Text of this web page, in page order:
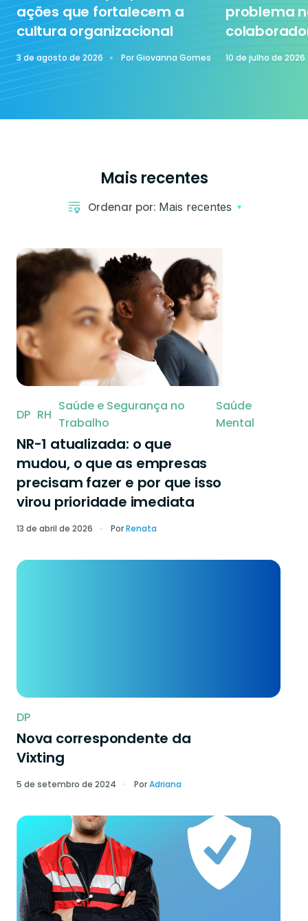
Tecnologia
ações que fortalecem a
cultura organizacional
3 de agosto de 2026 PorGiovanna Gomes
problema
10 de julho de 2026
Mais recentes
Ordenar por: Mais recentes
DP RH
Saúde e Segurança no
Trabalho
Saúde
Mental
NR-1 atualizada: o que
mudou, o que as empresas
precisam fazer e por que isso
virou prioridade imediata
13 de abril de 2026 PorRenata
DP
Nova correspondente da
Vixting
5 de setembro de 2024 PorAdriana